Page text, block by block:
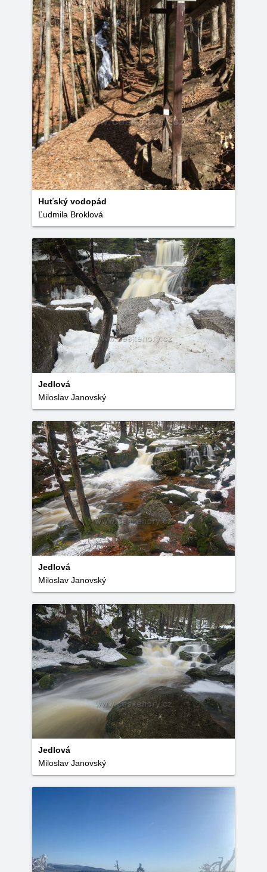
Huťský vodopád
Ľudmila Broklová
Jedlová
Miloslav Janovský
Jedlová
Miloslav Janovský
Jedlová
Miloslav Janovský